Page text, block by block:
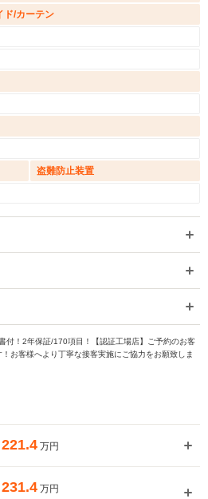
ド/カーテン
盗難防止装置
付！2年保証/170項目！【認証工場店】ご予約のお客
お客様へより丁寧な接客実施にご協力をお願致しま
221.4 万円
231.4 万円